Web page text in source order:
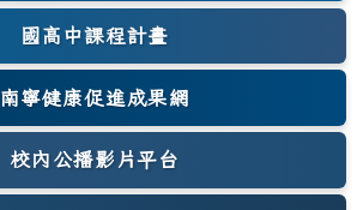
國高中課程計畫
南寧健康促進成果網
(另開新視窗)
校內公播影片平台